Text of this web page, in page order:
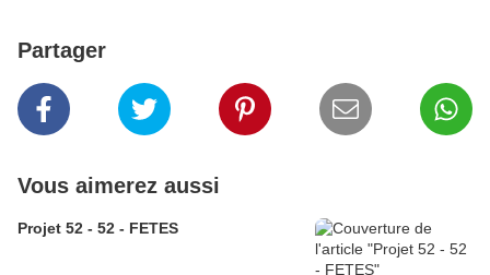
Partager
Vous aimerez aussi
Projet 52 - 52 - FETES